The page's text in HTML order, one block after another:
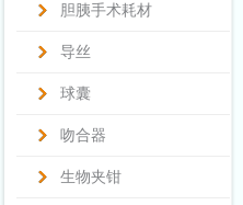
胆胰手术耗材
导丝
球囊
吻合器
生物夹钳